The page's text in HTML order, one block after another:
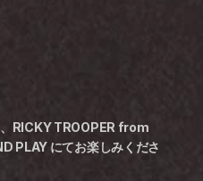
RICKY TROOPER from
PLAY にてお楽しみくださ